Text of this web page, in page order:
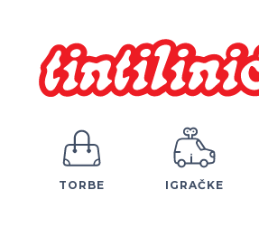
TORBE IGRAČKE